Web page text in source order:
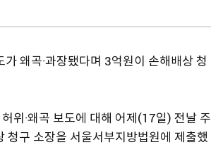
왜곡·과장됐다며 3억원이 손해배상 청
위·왜곡 보도에 대해 어제(17일) 전날 주
청구 소장을 서울서부지방법원에 제출했